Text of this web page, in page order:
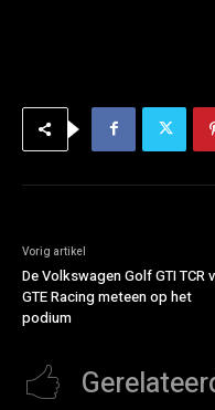
Vorig artikel
De Volkswagen Golf GTI TCR
GTE Racing meteen op het
podium